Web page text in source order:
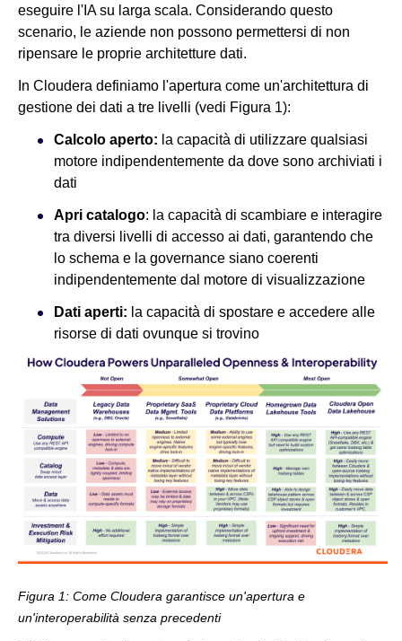
eseguire l'IA su larga scala. Considerando questo
scenario, le aziende non possono permettersi di non
ripensare le proprie architetture dati.
In Cloudera definiamo l'apertura come un'architettura di
gestione dei dati a tre livelli (vedi Figura 1):
Calcolo aperto: la capacità di utilizzare qualsiasi
motore indipendentemente da dove sono archiviati i
dati
Apri catalogo: la capacità di scambiare e interagire
tra diversi livelli di accesso ai dati, garantendo che
lo schema e la governance siano coerenti
indipendentemente dal motore di visualizzazione
Dati aperti: la capacità di spostare e accedere alle
risorse di dati ovunque si trovino
Figura 1: Come Cloudera garantisce un'apertura e
un'interoperabilità senza precedenti